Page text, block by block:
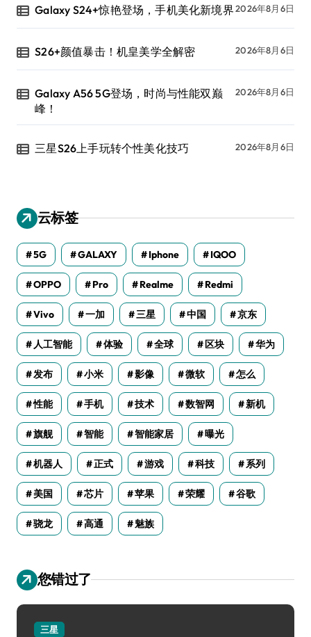
Galaxy S24+惊艳登场，手机美化新境界2026年8月6日
S26+颜值暴击！机皇美学全解密 2026年8月6日
Galaxy A56 5G登场，时尚与性能双巅
峰！
2026年8月6日
三星S26上手玩转个性美化技巧 2026年8月6日
云标签
5G GALAXY Iphone IQOO
OPPO Pro Realme Redmi
Vivo 一加 三星 中国 京东
人工智能 体验 全球 区块 华为
发布 小米 影像 微软 怎么
性能 手机 技术 数智网 新机
旗舰 智能 智能家居 曝光
机器人 正式 游戏 科技 系列
美国 芯片 苹果 荣耀 谷歌
骁龙 高通 魅族
您错过了
三星